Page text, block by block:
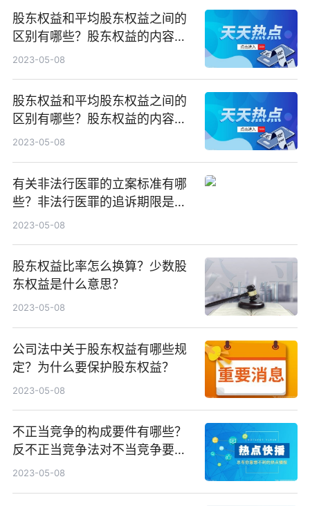
股东权益和平均股东权益之间的
区别有哪些？股东权益的内容主
要有什么？
2023-05-08
股东权益和平均股东权益之间的
区别有哪些？股东权益的内容主
要有什么？
2023-05-08
有关非法行医罪的立案标准有哪
些？非法行医罪的追诉期限是多
久？
2023-05-08
股东权益比率怎么换算？少数股
东权益是什么意思？
2023-05-08
公司法中关于股东权益有哪些规
定？为什么要保护股东权益？
2023-05-08
不正当竞争的构成要件有哪些？
反不正当竞争法对不当竞争要件
有什么规定？
2023-05-08